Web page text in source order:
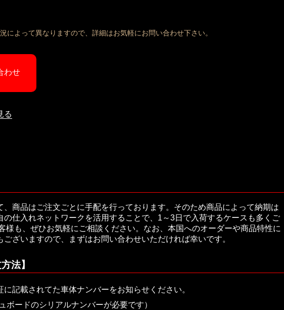
によって異なりますので、詳細はお気軽にお問い合わせ下さい。
わせ
る
、商品はご注文ごとに手配を行っております。そのため商品によって納期は
の仕入れネットワークを活用することで、1～3日で入荷するケースも多くご
様も、ぜひお気軽にご相談ください。なお、本国へのオーダーや商品特性に
ございますので、まずはお問い合わせいただければ幸いです。
法】
記載されてた車体ナンバーをお知らせください。
ボードのシリアルナンバーが必要です）